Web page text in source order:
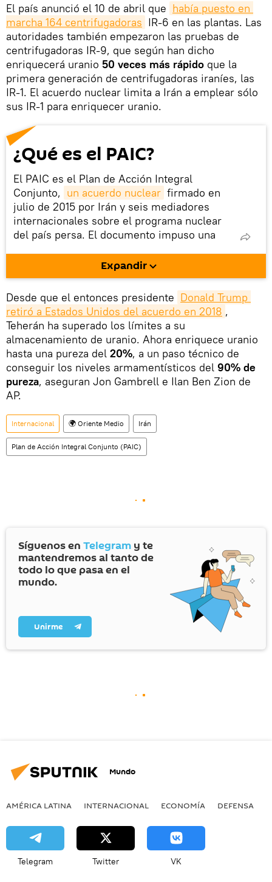
El país anunció el 10 de abril que había puesto en
marcha 164 centrifugadoras IR-6 en las plantas. Las
autoridades también empezaron las pruebas de
centrifugadoras IR-9, que según han dicho
enriquecerá uranio 50 veces más rápido que la
primera generación de centrifugadoras iraníes, las
IR-1. El acuerdo nuclear limita a Irán a emplear sólo
sus IR-1 para enriquecer uranio.
¿Qué es el PAIC?
El PAIC es el Plan de Acción Integral
Conjunto, un acuerdo nuclear firmado en
julio de 2015 por Irán y seis mediadores
internacionales sobre el programa nuclear
del país persa. El documento impuso una
iraní a cambio de que se levantasen las
sanciones internacionales.
En mayo de 2018, EEUU rompió el acuerdo y
empezó a imponer sanciones unilaterales
contra Irán con el argumento de que seguía
desarrollando armas nucleares.
Un año después, Irán, como respuesta,
empezó a reducir de manera gradual sus
compromisos en el marco del PAIC.
Expandir
Desde que el entonces presidente Donald Trump
retiró a Estados Unidos del acuerdo en 2018 ,
Teherán ha superado los límites a su
almacenamiento de uranio. Ahora enriquece uranio
hasta una pureza del 20%, a un paso técnico de
conseguir los niveles armamentísticos del 90% de
pureza, aseguran Jon Gambrell e Ilan Ben Zion de
AP.
Internacional 🌍 Oriente Medio Irán
Plan de Acción Integral Conjunto (PAIC)
Síguenos en Telegram y te
mantendremos al tanto de
todo lo que pasa en el
mundo.
Unirme
Mundo
AMÉRICA LATINA INTERNACIONAL ECONOMÍA DEFENSA
Telegram Twitter VK